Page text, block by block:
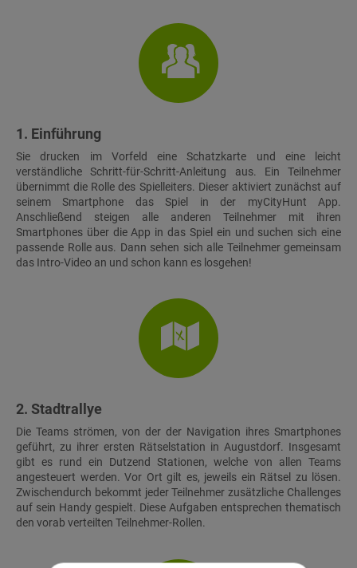
1. Einführung
Sie drucken im Vorfeld eine Schatzkarte und eine leicht
verständliche Schritt-für-Schritt-Anleitung aus. Ein Teilnehmer
übernimmt die Rolle des Spielleiters. Dieser aktiviert zunächst auf
seinem Smartphone das Spiel in der myCityHunt App.
Anschließend steigen alle anderen Teilnehmer mit ihren
Smartphones über die App in das Spiel ein und suchen sich eine
passende Rolle aus. Dann sehen sich alle Teilnehmer gemeinsam
das Intro-Video an und schon kann es losgehen!
2. Stadtrallye
Die Teams strömen, von der der Navigation ihres Smartphones
geführt, zu ihrer ersten Rätselstation in Augustdorf. Insgesamt
gibt es rund ein Dutzend Stationen, welche von allen Teams
angesteuert werden. Vor Ort gilt es, jeweils ein Rätsel zu lösen.
Zwischendurch bekommt jeder Teilnehmer zusätzliche Challenges
auf sein Handy gespielt. Diese Aufgaben entsprechen thematisch
den vorab verteilten Teilnehmer-Rollen.